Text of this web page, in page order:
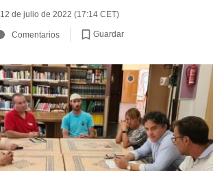
12 de julio de 2022 (17:14 CET)
Comentarios Guardar